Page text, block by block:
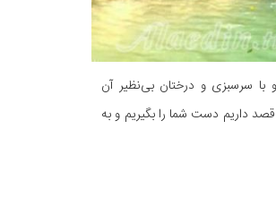
با سرسبزی و درختان بی‌نظیر آن
قصد داریم دست شما را بگیریم و به